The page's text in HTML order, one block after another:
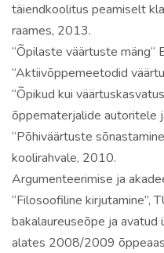
täiendkoolitus peamiselt
raames, 2013.
“Õpilaste väärtuste mäng“
“Aktiivõppemeetodid
“Õpikud kui
õppematerjalide autoritele
“Põhiväärtuste
koolirahvale, 2010.
Argumenteerimise ja
“Filosoofiline kirjutamine”,
bakalaureuseõpe ja
alates 2008/2009